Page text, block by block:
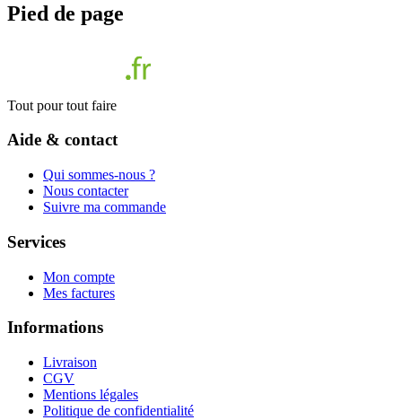
Pied de page
Tout pour tout faire
Aide & contact
Qui sommes-nous ?
Nous contacter
Suivre ma commande
Services
Mon compte
Mes factures
Informations
Livraison
CGV
Mentions légales
Politique de confidentialité